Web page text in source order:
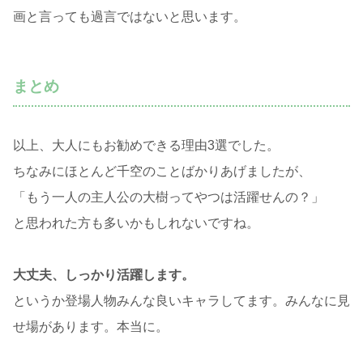
画と言っても過言ではないと思います。
まとめ
以上、大人にもお勧めできる理由3選でした。
ちなみにほとんど千空のことばかりあげましたが、
「もう一人の主人公の大樹ってやつは活躍せんの？」
と思われた方も多いかもしれないですね。
大丈夫、しっかり活躍します。
というか登場人物みんな良いキャラしてます。みんなに見
せ場があります。本当に。